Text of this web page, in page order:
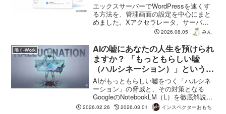
エックスサーバーでWordPressを速くす
る方法を、管理画面の設定を中心にまと
めました。Xアクセラレータ、サーバー
キャッシュ、ブラウザキャッシュ、PHP
のバージョン。そして手を出さないほう
がいい設定についても書いています。
2026年8月時点の情報です。
2026.08.05 みん
働く-Work
AIの嘘にあなたの人生を預けられ
ますか？ 「もっともらしい嘘
（ハルシネーション）」という名
の侵略と、私たちが掴むべき一筋
の光
AIがもっともらしい嘘をつく「ハルシネ
ーション」の脅威と、その対策となる
GoogleのNotebookLM（L）を徹底解説。
ソースグラウンディングで情報の信頼性
2026.02.26 2026.03.01 インスペクターおもち